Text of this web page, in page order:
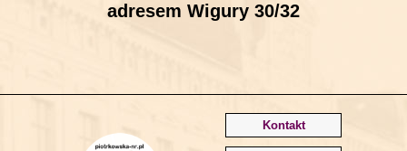
adresem Wigury 30/32
Kontakt